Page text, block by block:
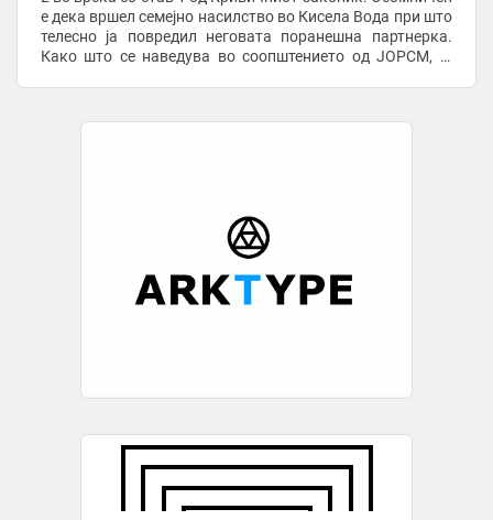
е дека вршел семејно насилство во Кисела Вода при што
телесно ја повредил неговата поранешна партнерка.
Како што се наведува во соопштението од ЈОРСМ, ја